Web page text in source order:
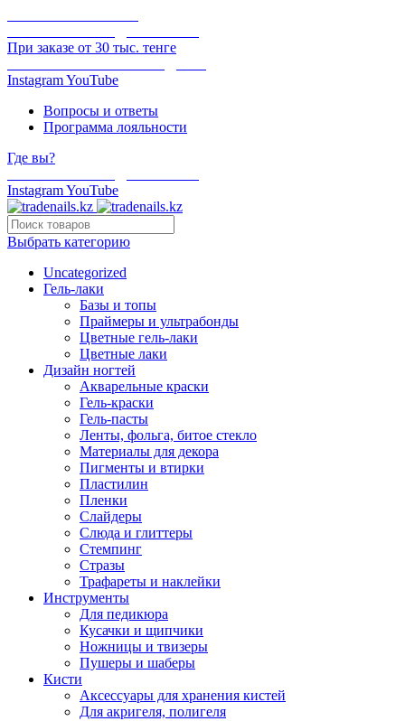
При заказе от 30 тыс. тенге
InstagramYouTube
Вопросы и ответы
Программа лояльности
Где вы?
InstagramYouTube
Выбрать категорию
Uncategorized
Гель-лаки
Базы и топы
Праймеры и ультрабонды
Цветные гель-лаки
Цветные лаки
Дизайн ногтей
Акварельные краски
Гель-краски
Гель-пасты
Ленты, фольга, битое стекло
Материалы для декора
Пигменты и втирки
Пластилин
Пленки
Слайдеры
Слюда и глиттеры
Стемпинг
Стразы
Трафареты и наклейки
Инструменты
Для педикюра
Кусачки и щипчики
Ножницы и твизеры
Пушеры и шаберы
Кисти
Аксессуары для хранения кистей
Для акригеля, полигеля